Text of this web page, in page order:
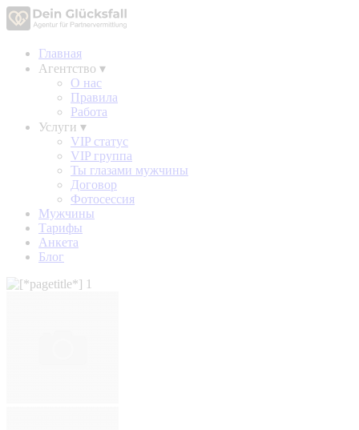
Главная
Агентство ▾
О нас
Правила
Работа
Услуги ▾
VIP статус
VIP группа
Ты глазами мужчины
Договор
Фотосессия
Мужчины
Тарифы
Анкета
Блог